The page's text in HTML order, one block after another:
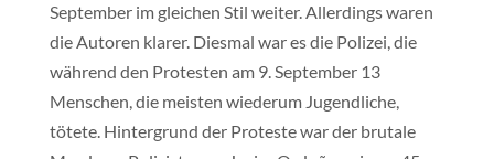
September im gleichen Stil weiter. Allerdings waren
die Autoren klarer. Diesmal war es die Polizei, die
während den Protesten am 9. September 13
Menschen, die meisten wiederum Jugendliche,
tötete. Hintergrund der Proteste war der brutale